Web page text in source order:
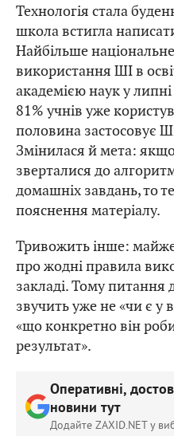
Технологія стала
школа встигла
Найбільше
використання ШІ в
академією наук у
81% учнів уже
половина застосовує
Змінилася й мета:
зверталися до
домашніх завдань, то
пояснення матеріалу.
Тривожить інше:
про жодні правила
закладі. Тому питання
звучить уже не «чи є у
«що конкретно він
результат».
Оперативні,
новини тут
Додайте ZAXID.NET у